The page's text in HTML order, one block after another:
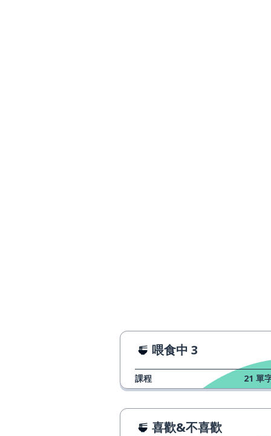
喂食中 3
課程 21 單
喜歡&不喜歡